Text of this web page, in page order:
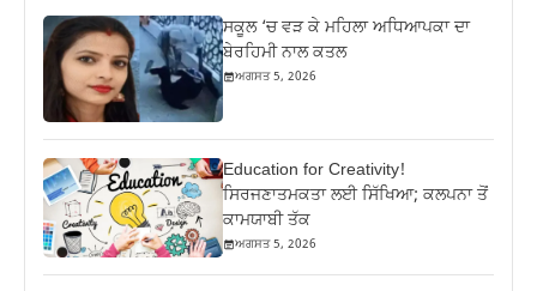
ਸਕੂਲ ‘ਚ ਵੜ ਕੇ ਮਹਿਲਾ ਅਧਿਆਪਕਾ ਦਾ
ਬੇਰਹਿਮੀ ਨਾਲ ਕਤਲ
ਅਗਸਤ 5, 2026
Education for Creativity!
ਸਿਰਜਣਾਤਮਕਤਾ ਲਈ ਸਿੱਖਿਆ; ਕਲਪਨਾ ਤੋਂ
ਕਾਮਯਾਬੀ ਤੱਕ
ਅਗਸਤ 5, 2026